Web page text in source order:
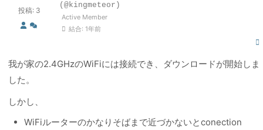
投稿: 3
(@kingmeteor)
Active Member
結合: 1年前
我が家の2.4GHzのWiFiには接続でき、ダウンロードが開始しま
した。
しかし、
WiFiルーターのかなりそばまで近づかないとconection